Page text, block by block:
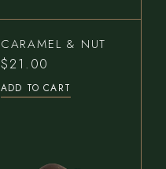
CARAMEL & NUT
$21.00
ADD TO CART